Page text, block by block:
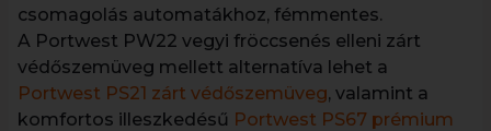
csomagolás automatákhoz, fémmentes.
A Portwest PW22 vegyi fröccsenés elleni zárt
védőszemüveg mellett alternatíva lehet a
Portwest PS21 zárt védőszemüveg, valamint a
komfortos illeszkedésű Portwest PS67 prémium